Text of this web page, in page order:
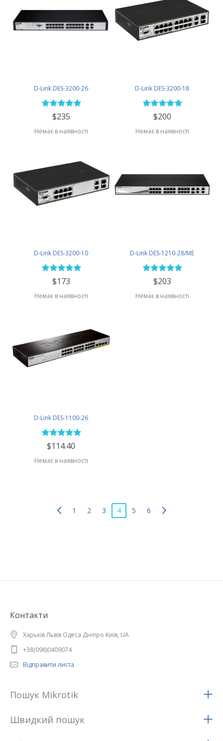
D-Link DES-3200-26
$235
Немає в наявності
D-Link DES-3200-18
$200
Немає в наявності
D-Link DES-3200-10
$173
Немає в наявності
D-Link DES-1210-28/ME
$203
Немає в наявності
D-Link DES-1100-26
$114.40
Немає в наявності
1 2 3 4 5 6
Контакти
Харьків Львів Одеса Дніпро Київ, UA
+38(098)0409074
Відправити листа
Пошук Mikrotik
Швидкий пошук